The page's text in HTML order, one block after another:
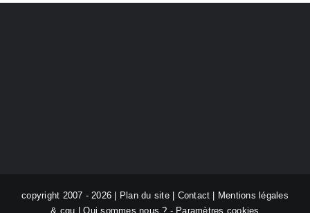
copyright 2007 - 2026 | Plan du site| Contact | Mentions légales
& cgu |Qui sommes nous ? - Paramètres cookies